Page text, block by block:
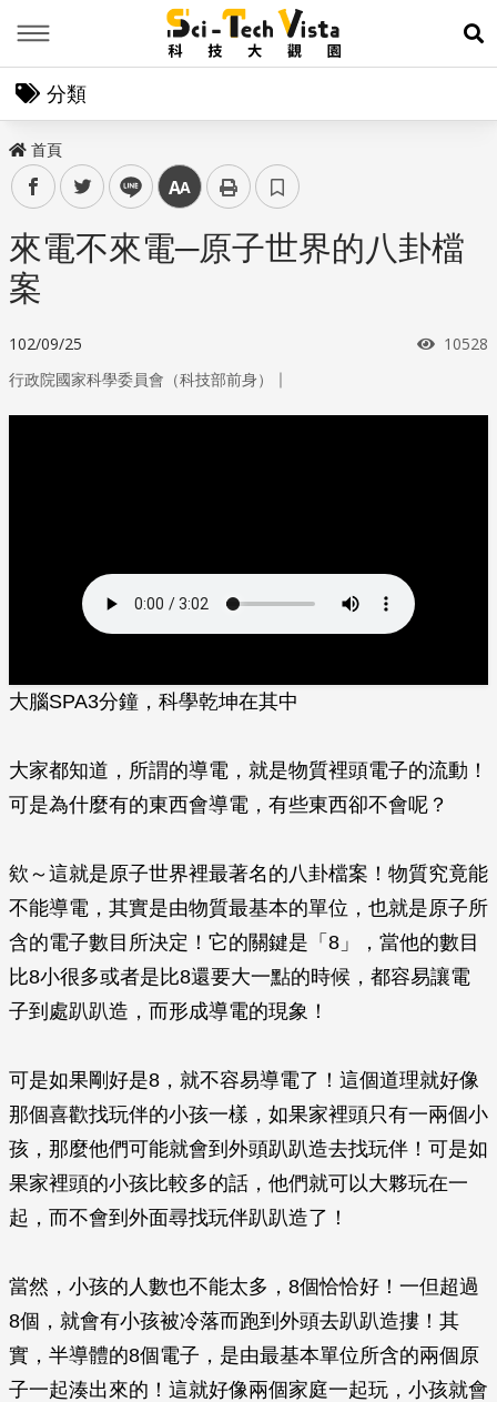
展
分類
首頁
facebooktwitter line 中
來電不來電─原子世界的八卦檔
案
102/09/25 瀏覽次
10528
行政院國家科學委員會（科技部前身） ｜
大腦SPA3分鐘，科學乾坤在其中
大家都知道，所謂的導電，就是物質裡頭電子的流動！
可是為什麼有的東西會導電，有些東西卻不會呢？
欸～這就是原子世界裡最著名的八卦檔案！物質究竟能
不能導電，其實是由物質最基本的單位，也就是原子所
含的電子數目所決定！它的關鍵是「8」，當他的數目
比8小很多或者是比8還要大一點的時候，都容易讓電
子到處趴趴造，而形成導電的現象！
可是如果剛好是8，就不容易導電了！這個道理就好像
那個喜歡找玩伴的小孩一樣，如果家裡頭只有一兩個小
孩，那麼他們可能就會到外頭趴趴造去找玩伴！可是如
果家裡頭的小孩比較多的話，他們就可以大夥玩在一
起，而不會到外面尋找玩伴趴趴造了！
當然，小孩的人數也不能太多，8個恰恰好！一但超過
8個，就會有小孩被冷落而跑到外頭去趴趴造摟！其
實，半導體的8個電子，是由最基本單位所含的兩個原
子一起湊出來的！這就好像兩個家庭一起玩，小孩就會